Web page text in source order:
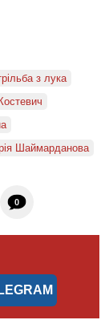
з лука
Шаймарданова
0